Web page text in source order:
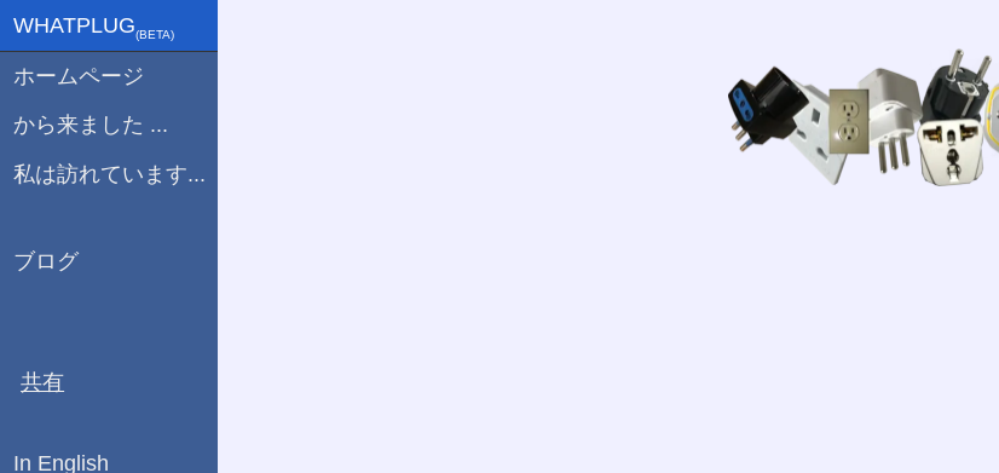
WHATPLUG(ΒETA)
ホームページ
から来ました ...
私は訪れています...
ブログ
共有
In English